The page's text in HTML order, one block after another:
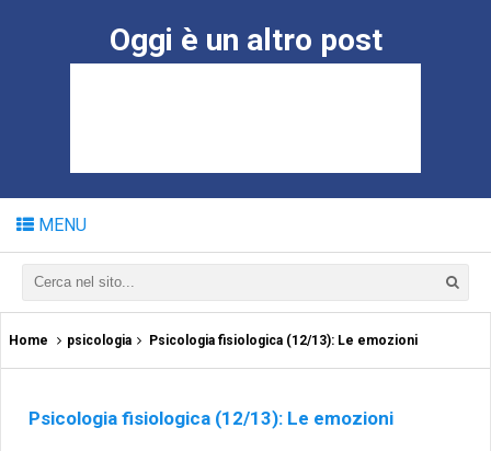
Oggi è un altro post
MENU
Home psicologia Psicologia fisiologica (12/13): Le emozioni
Psicologia fisiologica (12/13): Le emozioni